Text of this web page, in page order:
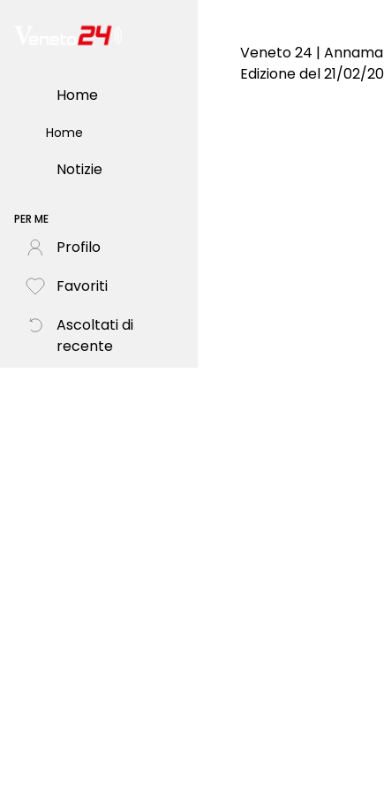
Home
Home
Notizie
PER ME
Profilo
Favoriti
Ascoltati di
recente
Veneto 24 |
Edizione del 21/02/